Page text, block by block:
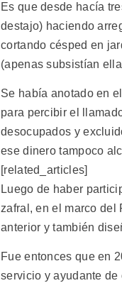
Es que desde hacía
destajo) haciendo
cortando césped en
(apenas subsistían
Se había anotado en
para percibir el
desocupados y
ese dinero tampoco
[related_articles]
Luego de haber
zafral, en el marco del
anterior y también
Fue entonces que en
servicio y ayudante